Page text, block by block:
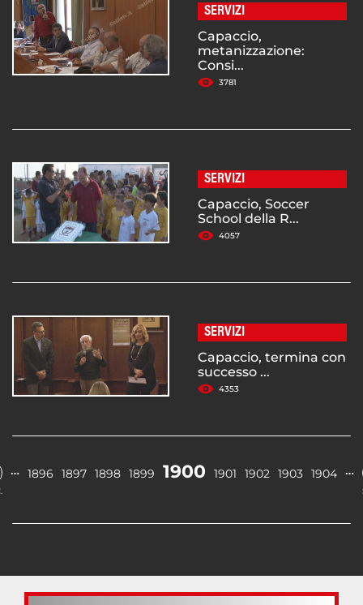
SERVIZI
Capaccio,
metanizzazione:
Consi...
3781
SERVIZI
Capaccio, Soccer
School della R...
4057
SERVIZI
Capaccio, termina con
successo ...
4353
… 1896 1897 1898 1899 1900 1901 1902 1903 1904 …